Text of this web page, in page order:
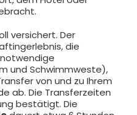
versichert. Der
die
und Schwimmweste),
von und zu Ihrem
ab. Die Transferzeiten
bestätigt. Die